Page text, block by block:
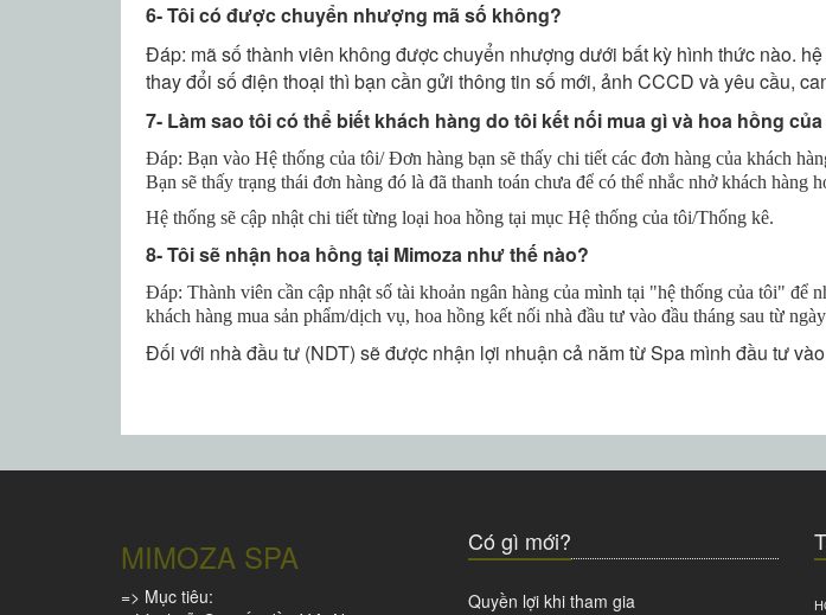
6- Tôi có được chuyển nhượng mã số không?
Đáp: mã số thành viên không được chuyển nhượng dưới bất kỳ hình thức nào.
thay đổi số điện thoại thì bạn cần gửi thông tin số mới, ảnh CCCD và yêu cầu,
7- Làm sao tôi có thể biết khách hàng do tôi kết nối mua gì và hoa hồng
Đáp: Bạn vào Hệ thống của tôi/ Đơn hàng bạn sẽ thấy chi tiết các đơn hàng của khách
Bạn sẽ thấy trạng thái đơn hàng đó là đã thanh toán chưa để có thể nhắc nhở khách hàng
Hệ thống sẽ cập nhật chi tiết từng loại hoa hồng tại mục Hệ thống của tôi/Thống kê.
8- Tôi sẽ nhận hoa hồng tại Mimoza như thế nào?
Đáp: Thành viên cần cập nhật số tài khoản ngân hàng của mình tại "hệ thống của tôi" để
khách hàng mua sản phẩm/dịch vụ, hoa hồng kết nối nhà đầu tư vào đầu tháng sau từ
Đối với nhà đầu tư (NDT) sẽ được nhận lợi nhuận cả năm từ Spa mình đầu tư
MIMOZA SPA
=> Mục tiêu:
Có gì mới?
Quyền lợi khi tham gia